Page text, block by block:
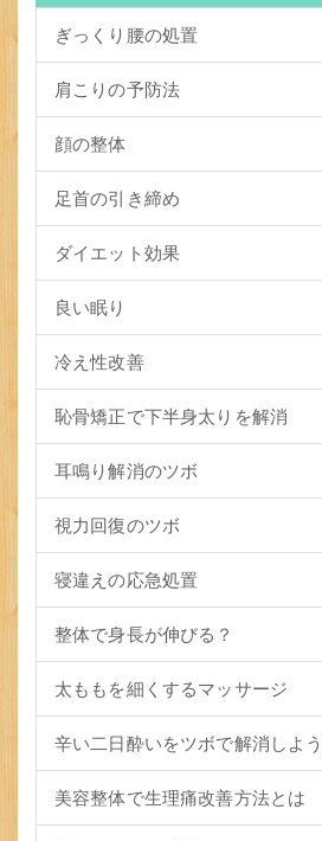
ぎっくり腰の処置
肩こりの予防法
顔の整体
足首の引き締め
ダイエット効果
良い眠り
冷え性改善
恥骨矯正で下半身太りを解消
耳鳴り解消のツボ
視力回復のツボ
寝違えの応急処置
整体で身長が伸びる？
太ももを細くするマッサージ
辛い二日酔いをツボで解消しよう
美容整体で生理痛改善方法とは